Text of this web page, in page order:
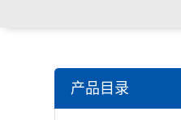
产品目录